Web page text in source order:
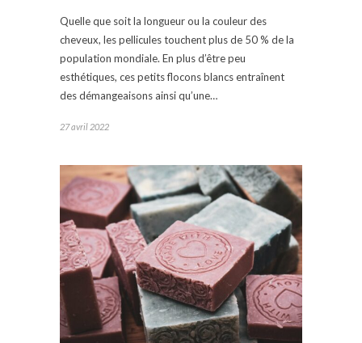
Quelle que soit la longueur ou la couleur des
cheveux, les pellicules touchent plus de 50 % de la
population mondiale. En plus d’être peu
esthétiques, ces petits flocons blancs entraînent
des démangeaisons ainsi qu’une…
27 avril 2022